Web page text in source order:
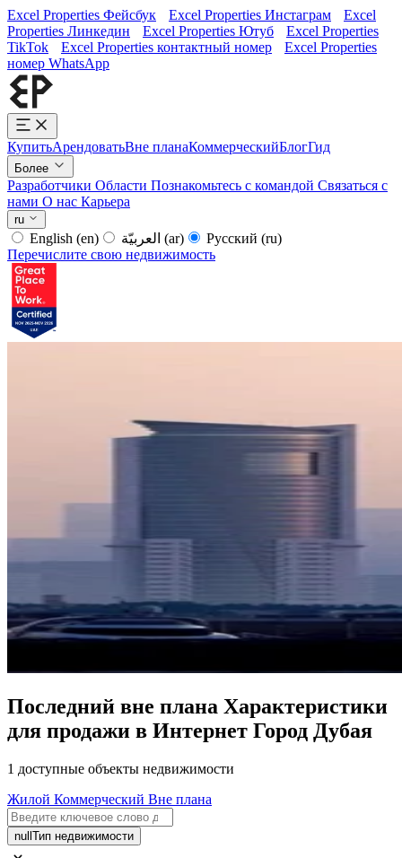
Excel Properties Фейсбук Excel Properties Инстаграм
Excel
Properties Линкедин
Excel Properties Ютуб
Excel Properties
TikTok
Excel Properties контактный номер
Excel Properties
номер WhatsApp
КупитьАрендоватьВне планаКоммерческийБлогГид
Более
Разработчики Области Познакомьтесь с командой Связаться с
нами О нас Карьера
ru
English (en) (ar) Русский (ru)
Перечислите свою недвижимость
Последний вне плана Характеристики
для продажи в Интернет Город Дубая
1 доступные объекты недвижимости
Жилой Коммерческий Вне плана
null Тип недвижимости